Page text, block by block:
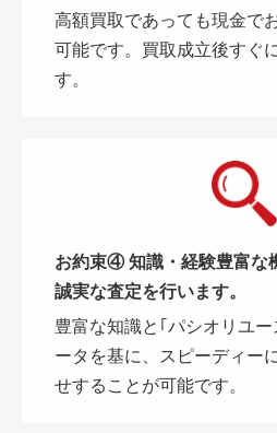
高額買取であっても現金で
可能です。買取成立後すぐ
す。
お約束④ 知識・経験豊富な
誠実な査定を行います。
豊富な知識と｢パシオリユ
ータを基に、スピーディー
せすることが可能です。